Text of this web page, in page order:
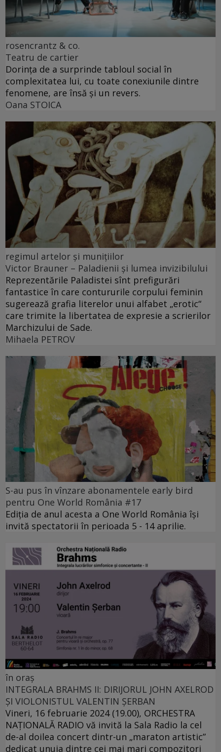
rosencrantz & co.
Teatru de cartier
Dorința de a surprinde tabloul social în
complexitatea lui, cu toate conexiunile dintre
fenomene, are însă și un revers.
Oana STOICA
regimul artelor şi muniţiilor
Victor Brauner – Paladienii și lumea invizibilului
Reprezentările Paladistei sînt prefigurări
fantastice în care contururile corpului feminin
sugerează grafia literelor unui alfabet „erotic“
care trimite la libertatea de expresie a scrierilor
Marchizului de Sade.
Mihaela PETROV
S-au pus în vînzare abonamentele early bird
pentru One World România #17
Ediția de anul acesta a One World România își
invită spectatorii în perioada 5 - 14 aprilie.
în oraș
INTEGRALA BRAHMS II: DIRIJORUL JOHN AXELROD
ȘI VIOLONISTUL VALENTIN ȘERBAN
Vineri, 16 februarie 2024 (19.00), ORCHESTRA
NAŢIONALĂ RADIO vă invită la Sala Radio la cel
de-al doilea concert dintr-un „maraton artistic”
dedicat unuia dintre cei mai mari compozitori